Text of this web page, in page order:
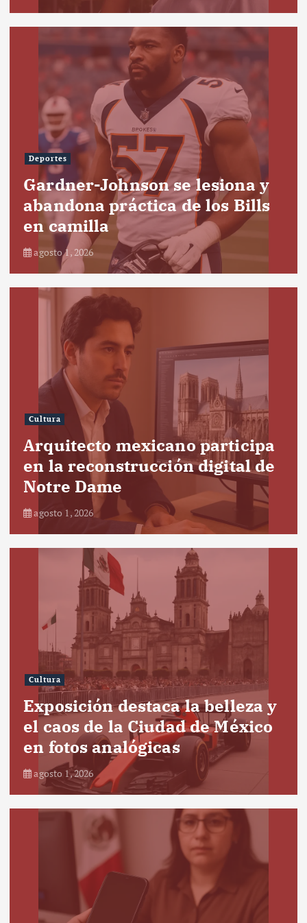
Deportes
Gardner-Johnson se lesiona y
abandona práctica de los Bills
en camilla
agosto 1, 2026
Cultura
Arquitecto mexicano participa
en la reconstrucción digital de
Notre Dame
agosto 1, 2026
Cultura
Exposición destaca la belleza y
el caos de la Ciudad de México
en fotos analógicas
agosto 1, 2026